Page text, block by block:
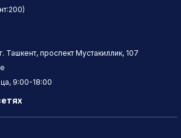
Ташкент, проспект Мустакиллик, 107
9:00-18:00